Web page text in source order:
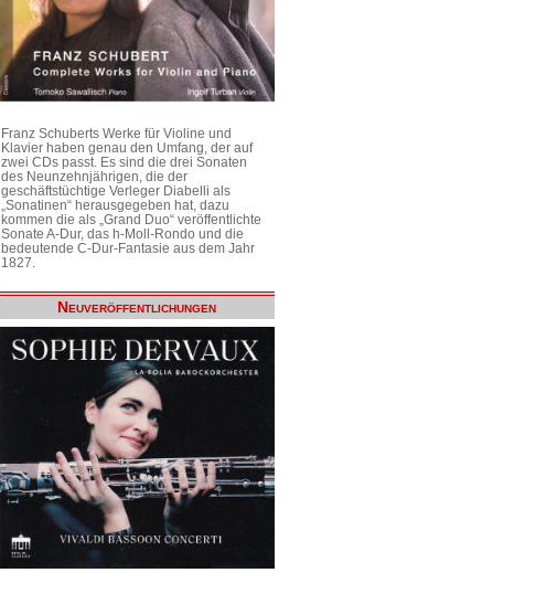
Franz Schuberts Werke für Violine und
Klavier haben genau den Umfang, der auf
zwei CDs passt. Es sind die drei Sonaten
des Neunzehnjährigen, die der
geschäftstüchtige Verleger Diabelli als
„Sonatinen“ herausgegeben hat, dazu
kommen die als „Grand Duo“ veröffentlichte
Sonate A-Dur, das h-Moll-Rondo und die
bedeutende C-Dur-Fantasie aus dem Jahr
1827.
Neuveröffentlichungen